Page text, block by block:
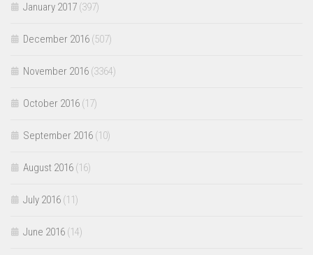
January 2017 (397)
December 2016 (507)
November 2016 (3364)
October 2016 (17)
September 2016 (10)
August 2016 (16)
July 2016 (11)
June 2016 (14)